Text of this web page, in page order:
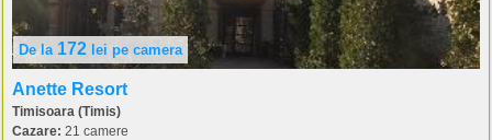
De la 172 lei pe camera
Anette Resort
Timisoara (Timis)
Cazare: 21 camere